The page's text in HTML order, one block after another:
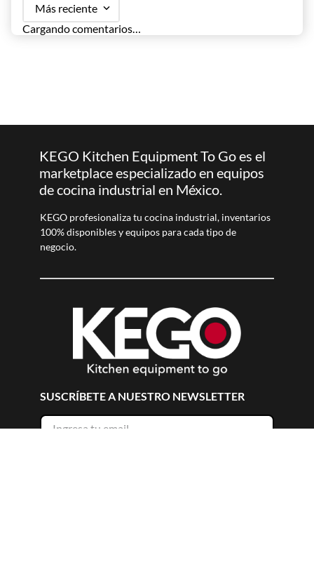
Más reciente
Cargando comentarios…
KEGO Kitchen Equipment To Go es el
marketplace especializado en equipos
de cocina industrial en México.
KEGO profesionaliza tu cocina industrial, inventarios
100% disponibles y equipos para cada tipo de
negocio.
SUSCRÍBETE A NUESTRO NEWSLETTER